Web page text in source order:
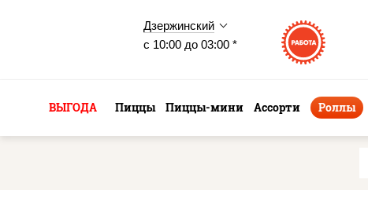
Дзержинский
с 10:00 до 03:00 *
ВЫГОДА Пиццы Пиццы-мини Ассорти Роллы